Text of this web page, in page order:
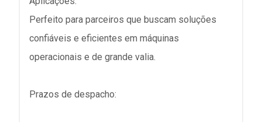
Perfeito para parceiros que buscam soluções
confiáveis e eficientes em máquinas
operacionais e de grande valia.
Prazos de despacho: